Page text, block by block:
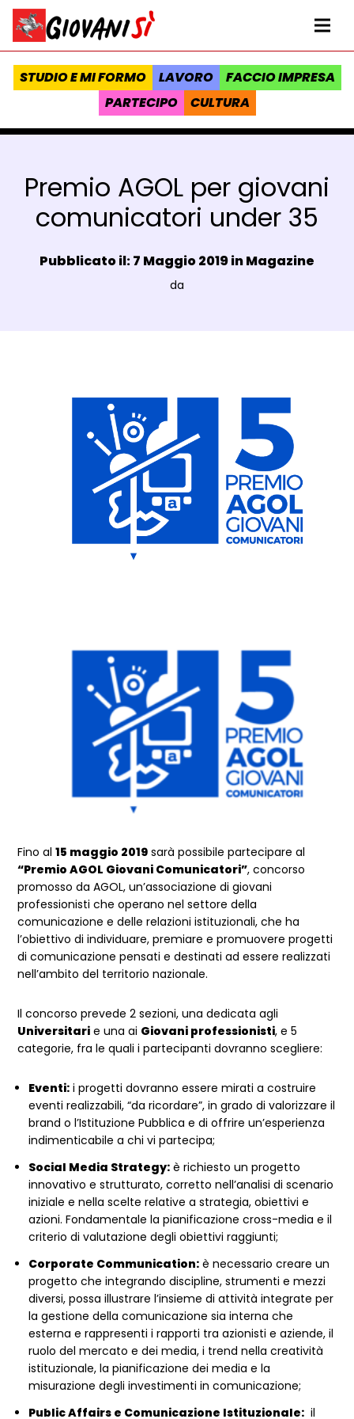
Vai al contenuto
Homepage Giovanisì - Progetto della Regione Toscana
STUDIO E MI FORMO LAVORO
FACCIO IMPRESA
PARTECIPO
CULTURA
Premio AGOL per giovani
comunicatori under 35
Data e ora:
Pubblicato il: 7 Maggio 2019 inMagazine
Luogo:
da
Fino al15 maggio 2019 sarà possibile partecipare al
“Premio AGOL Giovani Comunicatori”, concorso
promosso da AGOL, un’associazione di giovani
professionisti che operano nel settore della
comunicazione e delle relazioni istituzionali, che ha
l’obiettivo di individuare, premiare e promuovere progetti
di comunicazione pensati e destinati ad essere realizzati
nell’ambito del territorio nazionale.
Il concorso prevede 2 sezioni, una dedicata agli
Universitari e una ai Giovani professionisti, e 5
categorie, fra le quali i partecipanti dovranno scegliere:
Eventi: i progetti dovranno essere mirati a costruire
eventi realizzabili, “da ricordare”, in grado di valorizzare il
brand o l’Istituzione Pubblica e di offrire un’esperienza
indimenticabile a chi vi partecipa;
Social Media Strategy: è richiesto un progetto
innovativo e strutturato, corretto nell’analisi di scenario
iniziale e nella scelte relative a strategia, obiettivi e
azioni. Fondamentale la pianificazione cross-media e il
criterio di valutazione degli obiettivi raggiunti;
Corporate Communication: è necessario creare un
progetto che integrando discipline, strumenti e mezzi
diversi, possa illustrare l’insieme di attività integrate per
la gestione della comunicazione sia interna che
esterna e rappresenti i rapporti tra azionisti e aziende, il
ruolo del mercato e dei media, i trend nella creatività
istituzionale, la pianificazione dei media e la
misurazione degli investimenti in comunicazione;
Public Affairs e Comunicazione Istituzionale: il